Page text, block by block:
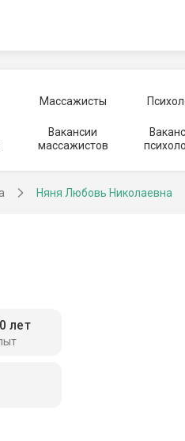
Массажисты
Вакансии
массажистов
Няня Любовь Николаевна
лет